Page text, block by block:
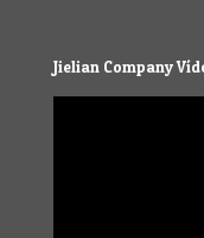
Jielian Company